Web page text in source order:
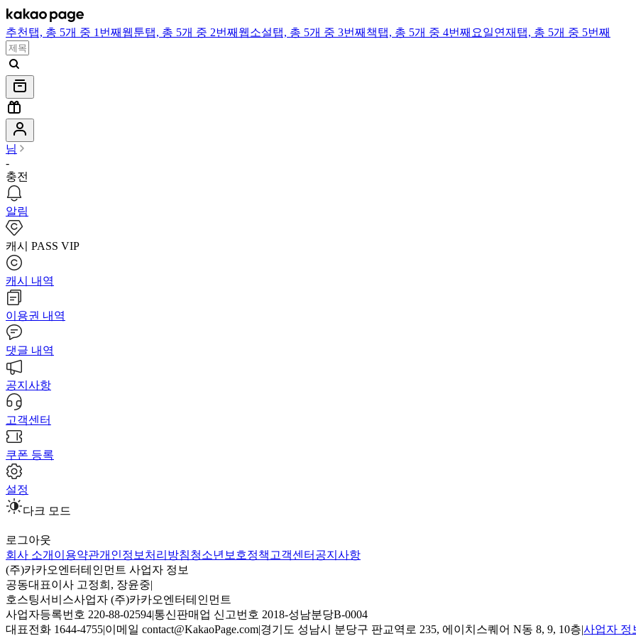
추천 탭, 총 5개 중 1번째 웹툰탭, 총 5개 중 2번째 웹소설탭, 총 5개 중 3번째 책탭, 총 5개 중 4번째 요일연재 탭, 총 5개 중 5번째
님
-
충전
알림
캐시 PASS VIP
캐시 내역
이용권 내역
댓글 내역
공지사항
고객센터
쿠폰 등록
설정
다크 모드
로그아웃
회사 소개 이용약관개인정보처리방침청소년보호정책 고객센터 공지사항
(주)카카오엔터테인먼트 사업자 정보
공동대표이사 고정희, 장윤중|
호스팅서비스사업자 (주)카카오엔터테인먼트
사업자등록번호 220-88-02594|통신판매업 신고번호 2018-성남분당B-0004
대표전화 1644-4755|이메일 contact@KakaoPage.com|경기도 성남시 분당구 판교역로 235, 에이치스퀘어 N동 8, 9, 10층|사업자 정